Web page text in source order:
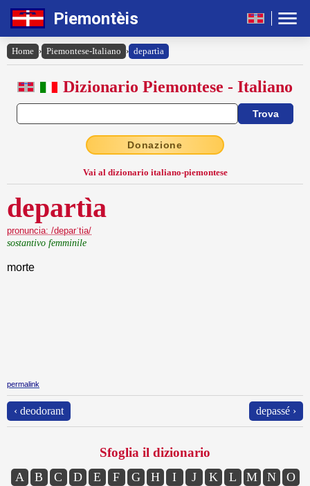
Piemontèis
Home › Piemontese-Italiano › departìa
Dizionario Piemontese - Italiano
Donazione
Vai al dizionario italiano-piemontese
departìa
pronuncia: /deparˈtia/
sostantivo femminile
morte
permalink
‹ deodorant depassé ›
Sfoglia il dizionario
A B C D E F G H I J K L M N
O